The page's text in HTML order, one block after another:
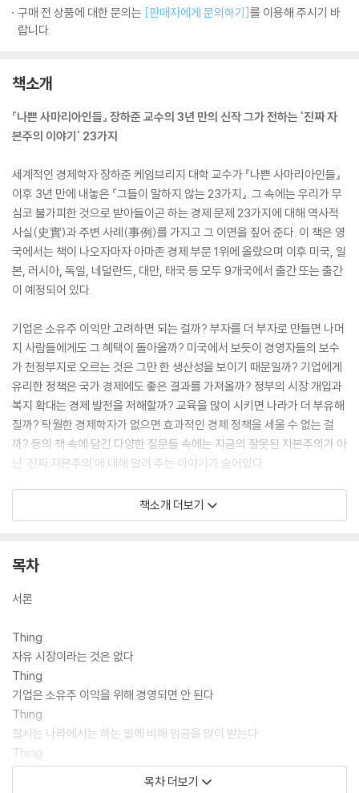
구매 전 상품에 대한 문의는 [판매자에게 문의하기]를 이용해 주시기 바
랍니다.
책소개
『나쁜 사마리아인들』 장하준 교수의 3년 만의 신작 그가 전하는 '진짜 자
본주의 이야기' 23가지
세계적인 경제학자 장하준 케임브리지 대학 교수가 『나쁜 사마리아인들』
이후 3년 만에 내놓은 『그들이 말하지 않는 23가지』. 그 속에는 우리가 무
심코 불가피한 것으로 받아들이곤 하는 경제 문제 23가지에 대해 역사적
사실(史實)과 주변 사례(事例)를 가지고 그 이면을 짚어 준다. 이 책은 영
국에서는 책이 나오자마자 아마존 경제 부문 1위에 올랐으며 이후 미국, 일
본, 러시아, 독일, 네덜란드, 대만, 태국 등 모두 9개국에서 출간 또는 출간
이 예정되어 있다.
기업은 소유주 이익만 고려하면 되는 걸까? 부자를 더 부자로 만들면 나머
지 사람들에게도 그 혜택이 돌아올까? 미국에서 보듯이 경영자들의 보수
가 천정부지로 오르는 것은 그만 한 생산성을 보이기 때문일까? 기업에게
유리한 정책은 국가 경제에도 좋은 결과를 가져올까? 정부의 시장 개입과
복지 확대는 경제 발전을 저해할까? 교육을 많이 시키면 나라가 더 부유해
질까? 탁월한 경제학자가 없으면 효과적인 경제 정책을 세울 수 없는 걸
까? 등의 책 속에 담긴 다양한 질문들 속에는 지금의 잘못된 자본주의가 아
닌 '진짜 자본주의'에 대해 알려 주는 이야기가 숨어있다.
『자본주의에 대해 말하지 않는 23가지』은 『나쁜 사마리아인들』의 후속격
으로 ‘나쁜 사마리아인들’ 이후 그에게 쏟아진 일반 독자의 경제 및 현안에
통해 저자는 "세상이 어떻게 돌아가는지 이해하고, 내가 말하는 '경제 시민
바른 길을 선택하도록 요구하는 데에는 고도의 전문 지식이 필요하지 않
제학적 혜안을 선사한다.
책소개 더보기
목차
서론
Thing
자유 시장이라는 것은 없다
Thing
기업은 소유주 이익을 위해 경영되면 안 된다
Thing
잘사는 나라에서는 하는 일에 비해 임금을 많이 받는다
Thing
인터넷보다 세탁기가 세상을 더 많이 바꿨다
목차 더보기